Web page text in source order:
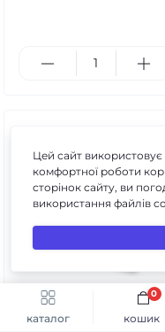
каталог кошик
0
Швидке замовлення
3
Цей сайт
комфортної роботи
сторінок сайту, ви
використання файлів